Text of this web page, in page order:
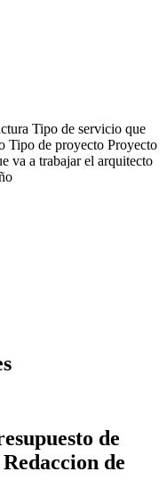
Tipo de servicio que
Tipo de proyecto Proyecto
va a trabajar el arquitecto
de
de